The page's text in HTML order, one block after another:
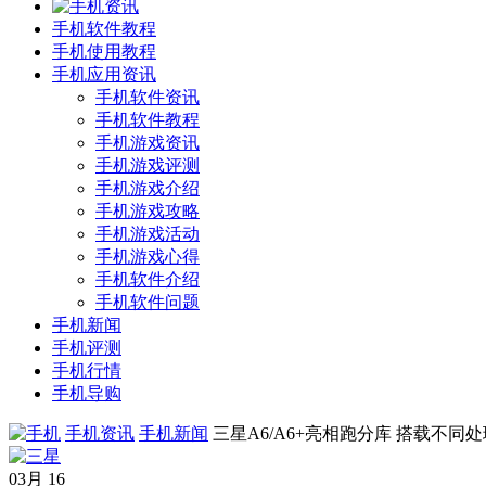
手机软件教程
手机使用教程
手机应用资讯
手机软件资讯
手机软件教程
手机游戏资讯
手机游戏评测
手机游戏介绍
手机游戏攻略
手机游戏活动
手机游戏心得
手机软件介绍
手机软件问题
手机新闻
手机评测
手机行情
手机导购
手机资讯 手机新闻 三星A6/A6+亮相跑分库 搭载不同
03月 16